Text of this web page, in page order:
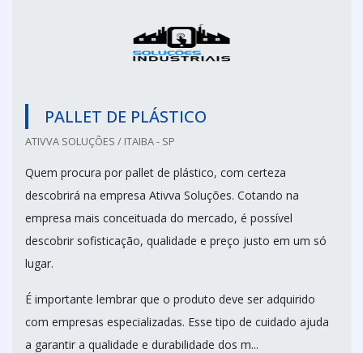
PALLET DE PLÁSTICO
ATIVVA SOLUÇÕES / ITAIBA - SP
Quem procura por pallet de plástico, com certeza
descobrirá na empresa Ativva Soluções. Cotando na
empresa mais conceituada do mercado, é possível
descobrir sofisticação, qualidade e preço justo em um só
lugar.
É importante lembrar que o produto deve ser adquirido
com empresas especializadas. Esse tipo de cuidado ajuda
a garantir a qualidade e durabilidade dos m...